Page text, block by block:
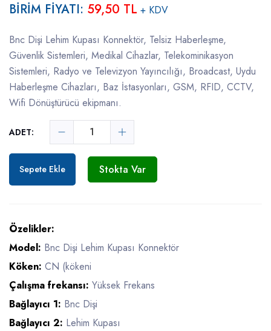
BİRİM FİYATI: 59,50 TL + KDV
Bnc Dişi Lehim Kupası Konnektör, Telsiz Haberleşme,
Güvenlik Sistemleri, Medikal Cihazlar, Telekominikasyon
Sistemleri, Radyo ve Televizyon Yayıncılığı, Broadcast, Uydu
Haberleşme Cihazları, Baz İstasyonları, GSM, RFID, CCTV,
Wifi Dönüştürücü ekipmanı.
ADET:
Sepete Ekle Stokta Var
Özelikler:
Model: Bnc Dişi Lehim Kupası Konnektör
Köken: CN (kökeni
Çalışma frekansı: Yüksek Frekans
Bağlayıcı 1: Bnc Dişi
Bağlayıcı 2: Lehim Kupası